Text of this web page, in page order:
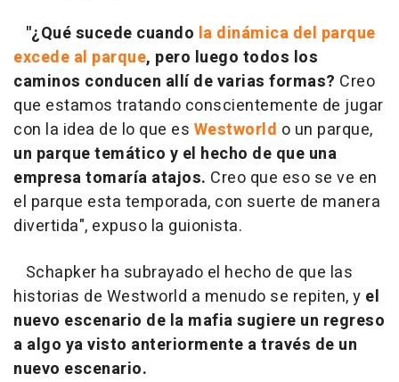
"¿Qué sucede cuando la dinámica del parque
excede al parque, pero luego todos los
caminos conducen allí de varias formas? Creo
que estamos tratando conscientemente de jugar
con la idea de lo que es Westworld o un parque,
un parque temático y el hecho de que una
empresa tomaría atajos. Creo que eso se ve en
el parque esta temporada, con suerte de manera
divertida", expuso la guionista.
Schapker ha subrayado el hecho de que las
historias de Westworld a menudo se repiten, y el
nuevo escenario de la mafia sugiere un regreso
a algo ya visto anteriormente a través de un
nuevo escenario.